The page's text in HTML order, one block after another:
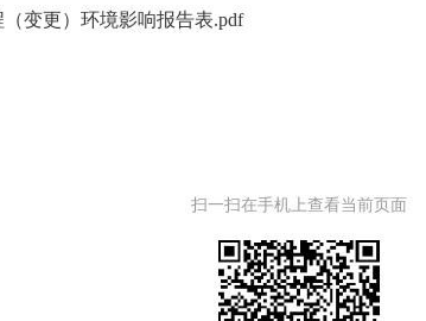
变更）环境影响报告表.pdf
扫一扫在手机上查看当前页面